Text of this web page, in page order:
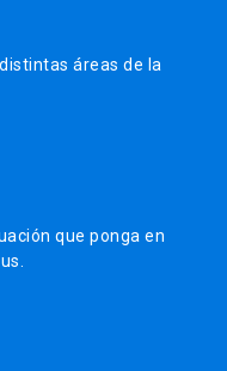
áreas de la
que ponga en